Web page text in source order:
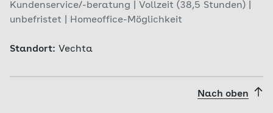
Kundenservice/-beratung | Vollzeit (38,5 Stunden) |
unbefristet | Homeoffice-Möglichkeit
Standort: Vechta
Nach oben